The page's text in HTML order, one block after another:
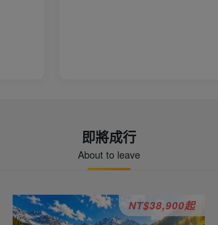
即將成行
About to leave
NT$38,900起